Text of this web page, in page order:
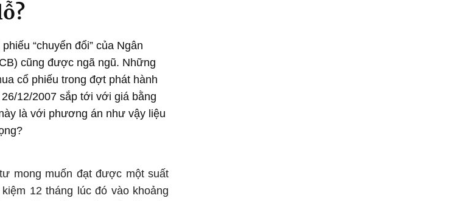
“chuyển đổi” của Ngân
cũng được ngã ngũ. Những
cổ phiếu trong đợt phát hành
12/2007 sắp tới với giá bằng
là với phương án như vậy liệu
mong muốn đạt được một suất
12 tháng lúc đó vào khoảng